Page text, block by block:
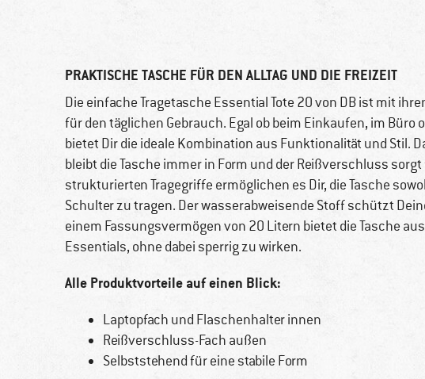
PRAKTISCHE TASCHE FÜR DEN ALLTAG UND DIE FREIZEIT
Die einfache Tragetasche Essential Tote 20 von DB ist mit
für den täglichen Gebrauch. Egal ob beim Einkaufen, im Büro
bietet Dir die ideale Kombination aus Funktionalität und Stil.
bleibt die Tasche immer in Form und der Reißverschluss
strukturierten Tragegriffe ermöglichen es Dir, die Tasche
Schulter zu tragen. Der wasserabweisende Stoff schützt
einem Fassungsvermögen von 20 Litern bietet die Tasche
Essentials, ohne dabei sperrig zu wirken.
Alle Produktvorteile auf einen Blick:
Laptopfach und Flaschenhalter innen
Reißverschluss-Fach außen
Selbststehend für eine stabile Form